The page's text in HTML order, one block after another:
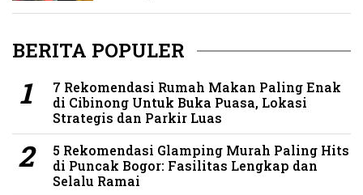
BERITA POPULER
7 Rekomendasi Rumah Makan Paling Enak
di Cibinong Untuk Buka Puasa, Lokasi
Strategis dan Parkir Luas
5 Rekomendasi Glamping Murah Paling Hits
di Puncak Bogor: Fasilitas Lengkap dan
Selalu Ramai